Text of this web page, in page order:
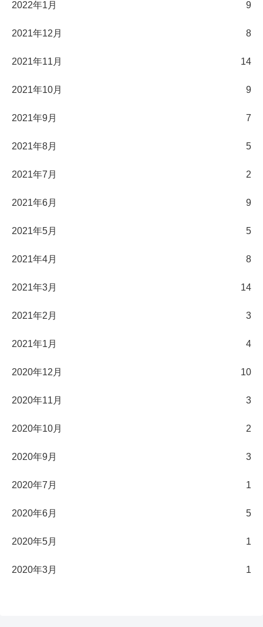
2022年1月 9
2021年12月 8
2021年11月 14
2021年10月 9
2021年9月 7
2021年8月 5
2021年7月 2
2021年6月 9
2021年5月 5
2021年4月 8
2021年3月 14
2021年2月 3
2021年1月 4
2020年12月 10
2020年11月 3
2020年10月 2
2020年9月 3
2020年7月 1
2020年6月 5
2020年5月 1
2020年3月 1